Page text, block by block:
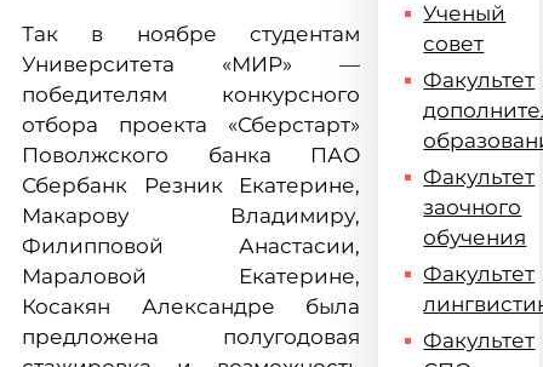
Так в ноябре студентам
Университета «МИР» —
победителям конкурсного
отбора проекта «Сберстарт»
Поволжского банка ПАО
Сбербанк Резник Екатерине,
Макарову Владимиру,
Филипповой Анастасии,
Мараловой Екатерине,
Косакян Александре была
предложена полугодовая
Ученый
совет
Факультет
Факультет
заочного
обучения
Факультет
Факультет